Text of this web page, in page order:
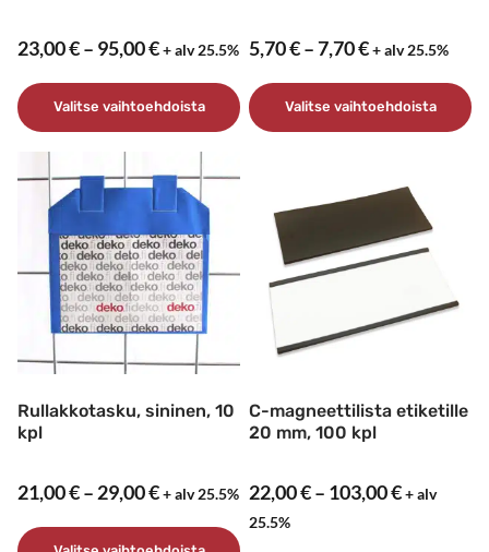
23,00€– 95,00€Hintaluokka:
–
95,00 €
+ alv 25.5%
Valitse vaihtoehdoista
Tällä
tuotteella
useampi
muunnelma.
tehdä
valinnat
tuotteen
sivulla.
5,70€–7,70€Hintaluokka:
–
7,70 €
+ alv 25.5%
Valitse vaihtoehdoista
useampi
muunnelma.
Voit
tehdä
valinnat
sivulla.
Rullakkotasku, sininen, 10
kpl
21,00€– 29,00€Hintaluokka:
+ alv 25.5%
C-magneettilista etiketille
20 mm, 100 kpl
22,00€– 103,00€+ alv
25.5%